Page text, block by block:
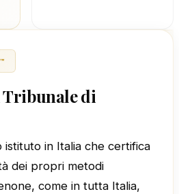
™
Tribunale di
istituto in Italia che certifica
dei propri metodi
come in tutta Italia,